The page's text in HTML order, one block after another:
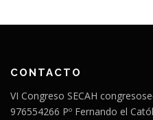
CONTACTO
VI Congreso SECAH
976554266 Pº Fernando el